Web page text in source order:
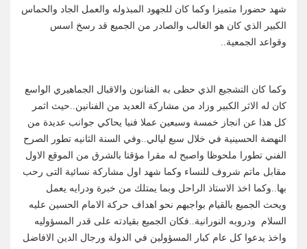
شهد حضورا متميزا وكما كان للجهود المبذوله والعمل الجاد والحماس
الكبير الذي كان هو الغالب والصادر من الجميع قد رسخ اسس
وقواعد الجمعية..
وكما كان التشجيع الذي حظى به الفنانون والاقبال الجماهيري الواسع
كان له الاثر الكبير وزاد من مشاركة العديد من الفنانين..حيث اثمر
كل هذا عن انجاز خمسة وسبعين عملا فنيا يحاكي جوانب عديدة من
النهضة الحسينية في خلال سبع ليالي..وفي السنة الثانيه تطور الصرح
الفني تطورا ملحوظا واصبح له مقرا مؤقتا بالشرق من الموقع الاول
مقابل ماتم شروف للنساء وكما شهد اول مشاركة نسائية التى رحب
بها..وكما اخذ الاستاذ الراحل وبما يمتلك من خبرة ودرايه يعمل
ويحث الجميع بالقيام بواجبهم نحو اهداف حركة الامام الحسين عليه
السلام ودروبه النورانية..فكان الجميع بقيادته على قدر المسؤوليه
واخذ يدعوا كل عام كبار المسؤولين في الدولة ورجال الدين الافاضل